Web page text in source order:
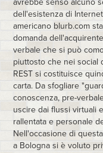
dell'esistenza di
americano blurb.com
domanda
verbale che si può
piuttosto che nei social
REST si costituisce
carta. Da sfogliare
conoscenza, pre-
uscire dai flussi virtuali
rallentata e personale
Nell'occasione di
a Bologna si è voluto